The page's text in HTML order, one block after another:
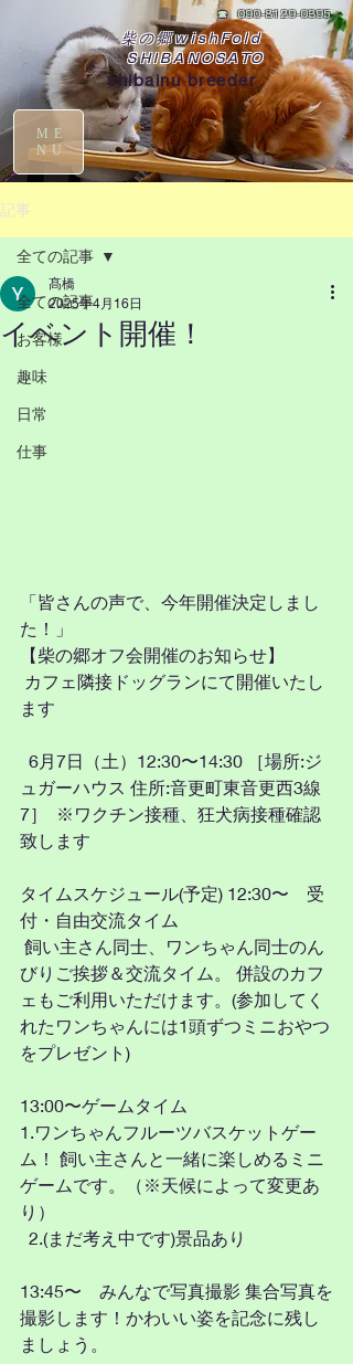
☎090-8129-0395
柴の郷wishFold
SHIBANOSATO
shibainu breeder
ME
NU
記事
全ての記事
お客様
趣味
日常
仕事
全ての記事
イベント開催！
髙橋
2025年4月16日
「皆さんの声で、今年開催決定しまし
た！」
【柴の郷オフ会開催のお知らせ】
ます
ュガーハウス 住所:音更町東音更西3線
7］  ※ワクチン接種、狂犬病接種確認
致します
タイムスケジュール(予定) 12:30〜　受
付・自由交流タイム
びりご挨拶＆交流タイム。 併設のカフ
ェもご利用いただけます。(参加してく
れたワンちゃんには1頭ずつミニおやつ
をプレゼント)
13:00〜ゲームタイム
1.ワンちゃんフルーツバスケットゲー
ム！ 飼い主さんと一緒に楽しめるミニ
ゲームです。（※天候によって変更あ
り）
  2.(まだ考え中です)景品あり
13:45〜　みんなで写真撮影 集合写真を
撮影します！かわいい姿を記念に残し
ましょう。